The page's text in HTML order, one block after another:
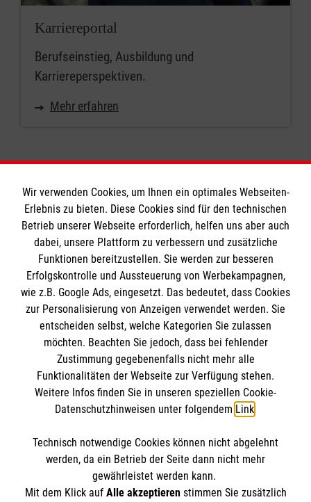
Karriereportal
Berufseinstieg, Ausbildung und
Karriereperspektiven.
Mehr erfahren
Informationen
Impressum
Datenschutz
Barrierefreiheit
Kontakt
Die Malteser
Malteser in Deutschland
Malteserorden
Sharepoint
Spendenkonto
Bank: Pax-Bank
IBAN: DE67370601201201211111
BIC: GENODED1PA7
So finden Sie uns
Wir verwenden Cookies, um Ihnen ein optimales Webseiten-
Erlebnis zu bieten. Diese Cookies sind für den technischen
Betrieb unserer Webseite erforderlich, helfen uns aber auch
dabei, unsere Plattform zu verbessern und zusätzliche
Funktionen bereitzustellen. Sie werden zur besseren
Erfolgskontrolle und Aussteuerung von Werbekampagnen,
wie z.B. Google Ads, eingesetzt. Das bedeutet, dass Cookies
zur Personalisierung von Anzeigen verwendet werden. Sie
entscheiden selbst, welche Kategorien Sie zulassen
möchten. Beachten Sie jedoch, dass bei fehlender
Zustimmung gegebenenfalls nicht mehr alle
Funktionalitäten der Webseite zur Verfügung stehen.
Weitere Infos finden Sie in unseren speziellen Cookie-
Datenschutzhinweisen unter folgendem Link.
Technisch notwendige Cookies können nicht abgelehnt
werden, da ein Betrieb der Seite dann nicht mehr
gewährleistet werden kann.
Mit dem Klick auf Alle akzeptierenstimmen Sie zusätzlich